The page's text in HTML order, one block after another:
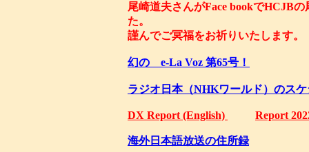
尾崎道夫さんがFace bookでHCJB
た。
謹んでご冥福をお祈りいたします。
幻の e-La Voz 第65号！
ラジオ日本（NHKワールド）のス
DX Report (English) Report
海外日本語放送の住所録